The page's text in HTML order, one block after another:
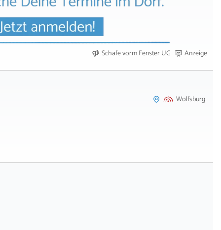
Schafe vorm Fenster UG Anzeige
Wolfsburg